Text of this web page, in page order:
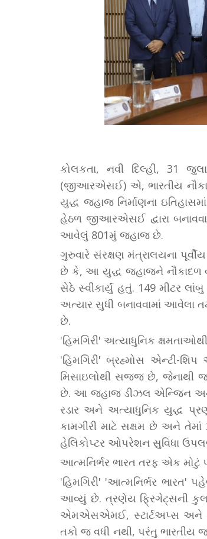
કોલકતા, નવી દિલ્હી, 31
(જીઆરએસઈ) એ, ભારતીય
યુદ્ધ જહાજ નિર્માણના
હેઠળ જીઆરએસઈ દ્વારા
આવેલું 801મું જહાજ છે.
ગુરુવારે સંરક્ષણ મંત્રાલયના
છે કે, આ યુદ્ધ જહાજને નૌકાદળ
સેઠે સ્વીકાર્યું હતું. 149 મીટર
અત્યાર સુધી બનાવવામાં આવેલા
છે.
'હિમગિરી' અત્યાધુનિક
'હિમગિરી' બ્રહ્મોસ એન્ટી-
મિસાઇલોથી સજ્જ છે, જેનાથી
છે. આ જહાજ ડીઝલ એન્જિન
રડાર અને અત્યાધુનિક યુદ્ધ
કામગીરી માટે સક્ષમ છે અને તેમાં
હેલિકોપ્ટર ઓપરેશન સુવિધા
આત્મનિર્ભર ભારત તરફ એક મોટું
'હિમગિરી' 'આત્મનિર્ભર ભારત'
આવ્યું છે. ત્રણેય ફ્રિગેટ્સની કુલ
એમએસએમઈ, સ્ટાર્ટઅપ્સ અને
તકો જ વધી નથી, પરંતુ ભારતીય